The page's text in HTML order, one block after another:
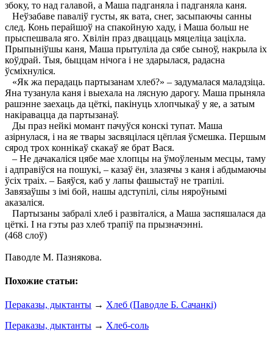
збоку, то над галавой, а Маша падганяла і падганяла каня.
Неўзабаве паваліў густы, як вата, снег, засыпаючы санны
след. Конь перайшоў на спакойную хаду, і Маша больш не
прыспешвала яго. Хвілін праз дваццаць мяцеліца заціхла.
Прыпыніўшы каня, Маша прытуліла да сябе сыноў, накрыла іх
коўдрай. Тыя, быццам нічога і не здарылася, радасна
ўсміхнуліся.
«Як жа перадаць партызанам хлеб?» – задумалася маладзіца.
Яна тузанула каня і выехала на лясную дарогу. Маша прыняла
рашэнне заехаць да цёткі, пакінуць хлопчыкаў у яе, а затым
накіравацца да партызанаў.
Ды праз нейкі момант пачуўся конскі тупат. Маша
азірнулася, і на яе твары засвяцілася цёплая ўсмешка. Першым
сярод трох коннікаў скакаў яе брат Вася.
– Не дачакаліся цябе мае хлопцы на ўмоўленым месцы, таму
і адправіўся на пошукі, – казаў ён, злазячы з каня і абдымаючы
ўсіх траіх. – Баяўся, каб у лапы фашыстаў не трапілі.
Завязаўшы з імі бой, нашы адступілі, сілы няроўнымі
аказаліся.
Партызаны забралі хлеб і развіталіся, а Маша заспяшалася да
цёткі. I на гэты раз хлеб трапіў па прызначэнні.
(468 слоў)
Паводле М. Пазнякова.
Похожие статьи:
Пераказы, дыктанты → Хлеб (Паводле Б. Сачанкі)
Пераказы, дыктанты → Хлеб-соль